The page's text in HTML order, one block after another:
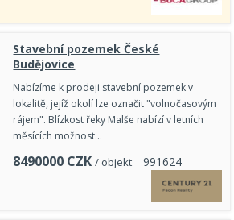
Stavební pozemek České
Budějovice
Nabízíme k prodeji stavební pozemek v
lokalitě, jejíž okolí lze označit "volnočasovým
rájem". Blízkost řeky Malše nabízí v letních
měsících možnost…
8490000 CZK / objekt 991624